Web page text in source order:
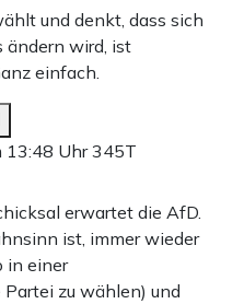
und denkt, dass sich
ändern wird, ist
einfach.
13:48 Uhr345T
erwartet die AfD.
ist, immer wieder
in einer
zu wählen) und